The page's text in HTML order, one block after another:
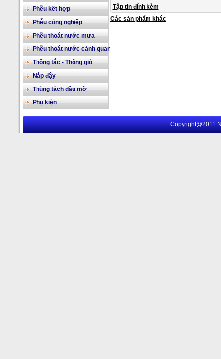
Phễu kết hợp
Phễu công nghiệp
Phễu thoát nước mưa
Phễu thoát nước cảnh quan
Thông tắc - Thông gió
Nắp đậy
Thùng tách dầu mỡ
Phụ kiện
Tập tin đính kèm
Các sản phẩm khác
Copyright@2011